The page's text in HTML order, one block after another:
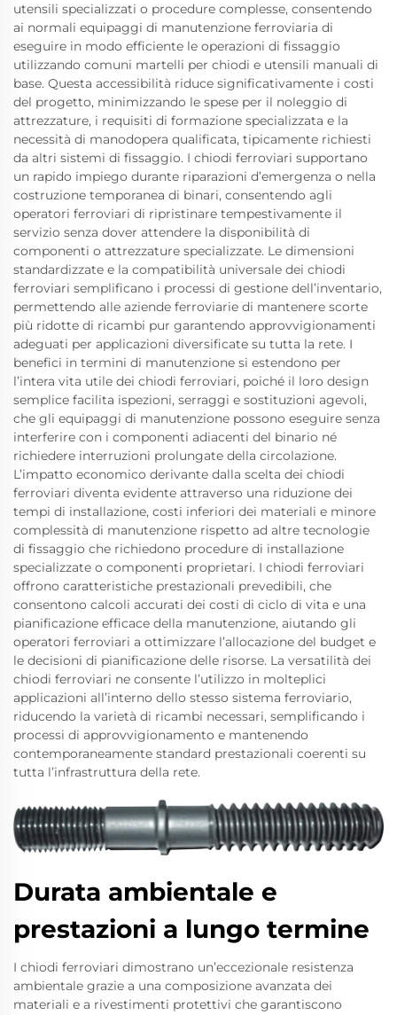
utensili specializzati o procedure complesse, consentendo
ai normali equipaggi di manutenzione ferroviaria di
eseguire in modo efficiente le operazioni di fissaggio
utilizzando comuni martelli per chiodi e utensili manuali di
base. Questa accessibilità riduce significativamente i costi
del progetto, minimizzando le spese per il noleggio di
attrezzature, i requisiti di formazione specializzata e la
necessità di manodopera qualificata, tipicamente richiesti
da altri sistemi di fissaggio. I chiodi ferroviari supportano
un rapido impiego durante riparazioni d’emergenza o nella
costruzione temporanea di binari, consentendo agli
operatori ferroviari di ripristinare tempestivamente il
servizio senza dover attendere la disponibilità di
componenti o attrezzature specializzate. Le dimensioni
standardizzate e la compatibilità universale dei chiodi
ferroviari semplificano i processi di gestione dell’inventario,
permettendo alle aziende ferroviarie di mantenere scorte
più ridotte di ricambi pur garantendo approvvigionamenti
adeguati per applicazioni diversificate su tutta la rete. I
benefici in termini di manutenzione si estendono per
l’intera vita utile dei chiodi ferroviari, poiché il loro design
semplice facilita ispezioni, serraggi e sostituzioni agevoli,
che gli equipaggi di manutenzione possono eseguire senza
interferire con i componenti adiacenti del binario né
richiedere interruzioni prolungate della circolazione.
L’impatto economico derivante dalla scelta dei chiodi
ferroviari diventa evidente attraverso una riduzione dei
tempi di installazione, costi inferiori dei materiali e minore
complessità di manutenzione rispetto ad altre tecnologie
di fissaggio che richiedono procedure di installazione
specializzate o componenti proprietari. I chiodi ferroviari
offrono caratteristiche prestazionali prevedibili, che
consentono calcoli accurati dei costi di ciclo di vita e una
pianificazione efficace della manutenzione, aiutando gli
operatori ferroviari a ottimizzare l’allocazione del budget e
le decisioni di pianificazione delle risorse. La versatilità dei
chiodi ferroviari ne consente l’utilizzo in molteplici
applicazioni all’interno dello stesso sistema ferroviario,
riducendo la varietà di ricambi necessari, semplificando i
processi di approvvigionamento e mantenendo
contemporaneamente standard prestazionali coerenti su
tutta l’infrastruttura della rete.
Durata ambientale e
prestazioni a lungo termine
I chiodi ferroviari dimostrano un’eccezionale resistenza
ambientale grazie a una composizione avanzata dei
materiali e a rivestimenti protettivi che garantiscono